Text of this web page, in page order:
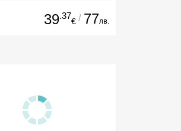
39.37
€ / 77лв.